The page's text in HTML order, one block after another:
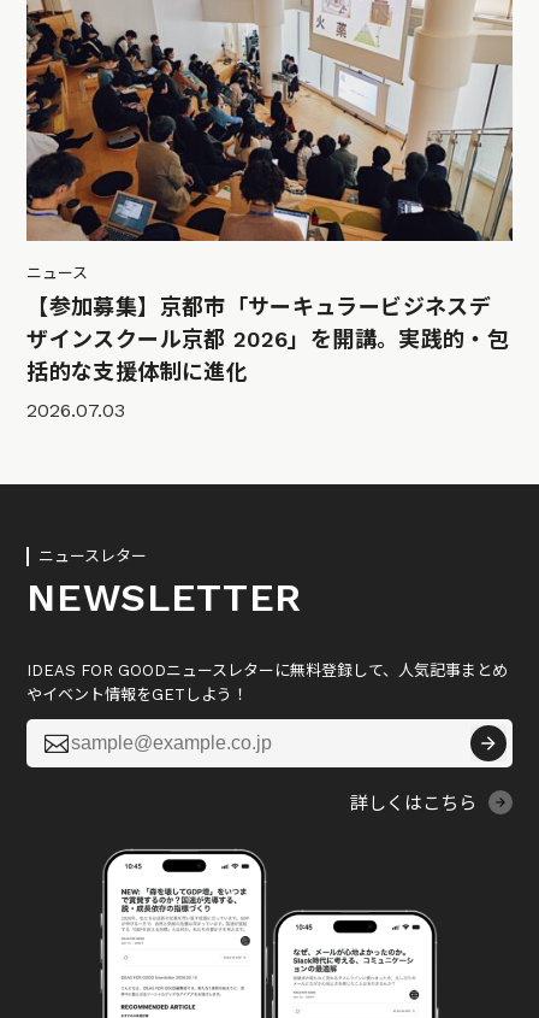
ニュース
【参加募集】京都市「サーキュラービジネスデ
ザインスクール京都 2026」を開講。実践的・包
括的な支援体制に進化
2026.07.03
ニュースレター
NEWSLETTER
IDEAS FOR GOODニュースレターに無料登録して、人気記事まとめ
やイベント情報をGETしよう！

詳しくはこちら